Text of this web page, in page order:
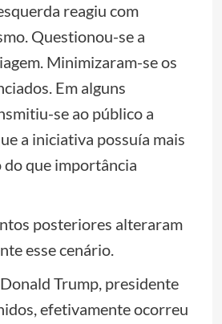
reagiu com
Questionou-se a
Minimizaram-se os
Em alguns
se ao público a
a iniciativa possuía mais
que importância
posteriores alteraram
esse cenário.
Trump, presidente
efetivamente ocorreu